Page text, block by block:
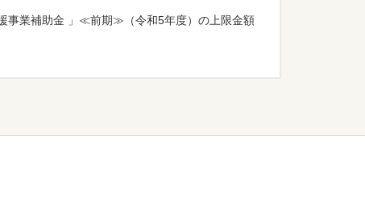
事業補助金 」≪前期≫（令和5年度）の上限金額